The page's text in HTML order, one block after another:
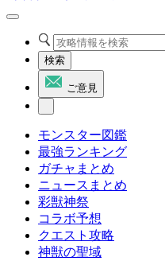
検索
ご意見
モンスター図鑑
最強ランキング
ガチャまとめ
ニュースまとめ
彩獣神祭
コラボ予想
クエスト攻略
神獣の聖域